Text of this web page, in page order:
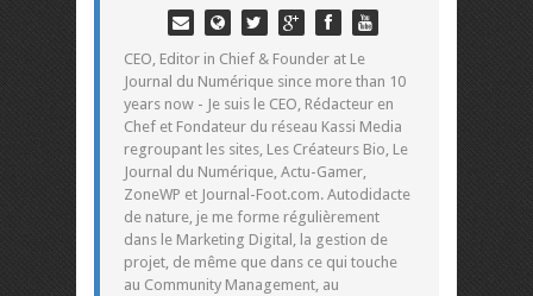
CEO, Editor in Chief & Founder at Le
Journal du Numérique since more than 10
years now - Je suis le CEO, Rédacteur en
Chef et Fondateur du réseau Kassi Media
regroupant les sites, Les Créateurs Bio, Le
Journal du Numérique, Actu-Gamer,
ZoneWP et Journal-Foot.com. Autodidacte
de nature, je me forme régulièrement
dans le Marketing Digital, la gestion de
projet, de même que dans ce qui touche
au Community Management, au